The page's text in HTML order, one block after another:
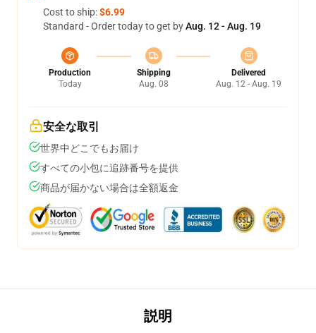
Cost to ship:$6.99
Standard - Order today to get byAug. 12 - Aug. 19
Production
Today
Shipping
Aug. 08
Delivered
Aug. 12 - Aug. 19
安全な取引
世界中どこでもお届け
すべての小包に追跡番号を提供
商品が届かない場合は全額返金
説明